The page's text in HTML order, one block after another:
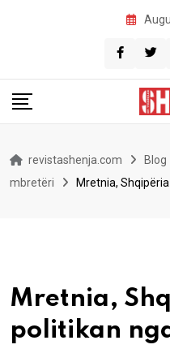
revistashenja.com Blog
mbretëri
Mretnia,
Mretnia,
politikan